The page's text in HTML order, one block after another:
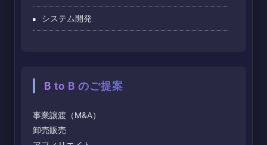
システム開発
B to B のご提案
事業譲渡（M&A）
卸売販売